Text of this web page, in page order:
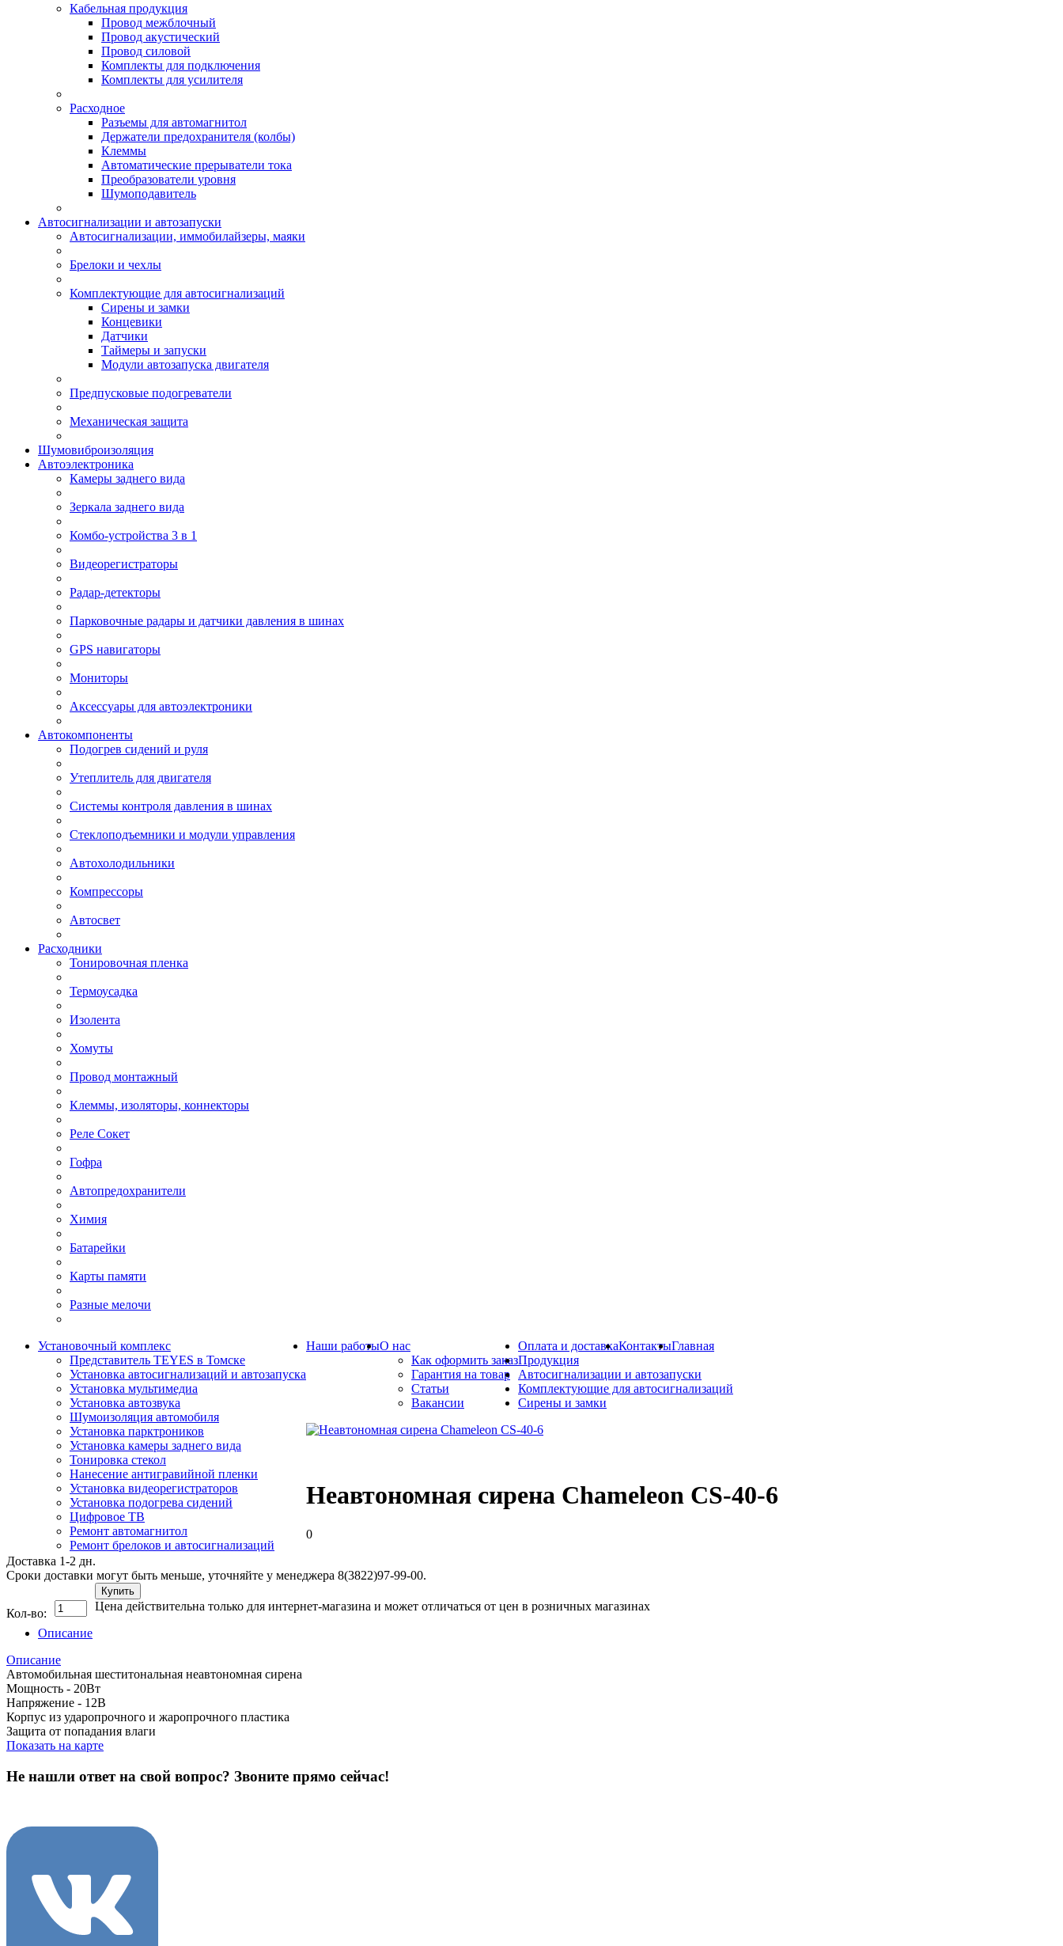
Кабельная продукция
Провод межблочный
Провод акустический
Провод силовой
Комплекты для подключения
Комплекты для усилителя
Расходное
Разъемы для автомагнитол
Держатели предохранителя (колбы)
Клеммы
Автоматические прерыватели тока
Преобразователи уровня
Шумоподавитель
Автосигнализации и автозапуски
Автосигнализации, иммобилайзеры, маяки
Брелоки и чехлы
Комплектующие для автосигнализаций
Сирены и замки
Концевики
Датчики
Таймеры и запуски
Модули автозапуска двигателя
Предпусковые подогреватели
Механическая защита
Шумовиброизоляция
Автоэлектроника
Камеры заднего вида
Зеркала заднего вида
Комбо-устройства 3 в 1
Видеорегистраторы
Радар-детекторы
Парковочные радары и датчики давления в шинах
GPS навигаторы
Мониторы
Аксессуары для автоэлектроники
Автокомпоненты
Подогрев сидений и руля
Утеплитель для двигателя
Системы контроля давления в шинах
Стеклоподъемники и модули управления
Автохолодильники
Компрессоры
Автосвет
Расходники
Тонировочная пленка
Термоусадка
Изолента
Хомуты
Провод монтажный
Клеммы, изоляторы, коннекторы
Реле Сокет
Гофра
Автопредохранители
Химия
Батарейки
Карты памяти
Разные мелочи
Установочный комплекс
Представитель TEYES в Томске
Установка автосигнализаций и автозапуска
Установка мультимедиа
Установка автозвука
Шумоизоляция автомобиля
Установка парктроников
Установка камеры заднего вида
Тонировка стекол
Нанесение антигравийной пленки
Установка видеорегистраторов
Установка подогрева сидений
Цифровое ТВ
Ремонт автомагнитол
Ремонт брелоков и автосигнализаций
Наши работыО нас
Как оформить заказ
Гарантия на товар
Статьи
Вакансии
Оплата и доставкаКонтактыГлавная
Продукция
Автосигнализации и автозапуски
Комплектующие для автосигнализаций
Сирены и замки
Неавтономная сирена Chameleon CS-40-6
0
Доставка 1-2 дн.
Сроки доставки могут быть меньше, уточняйте у менеджера 8(3822)97-99-00.
Кол-во:
Купить
Цена действительна только для интернет-магазина и может отличаться от цен в розничных магазинах
Описание
Описание
Автомобильная шеститональная неавтономная сирена
Мощность - 20Вт
Напряжение - 12В
Корпус из ударопрочного и жаропрочного пластика
Защита от попадания влаги
Показать на карте
Не нашли ответ на свой вопрос? Звоните прямо сейчас!